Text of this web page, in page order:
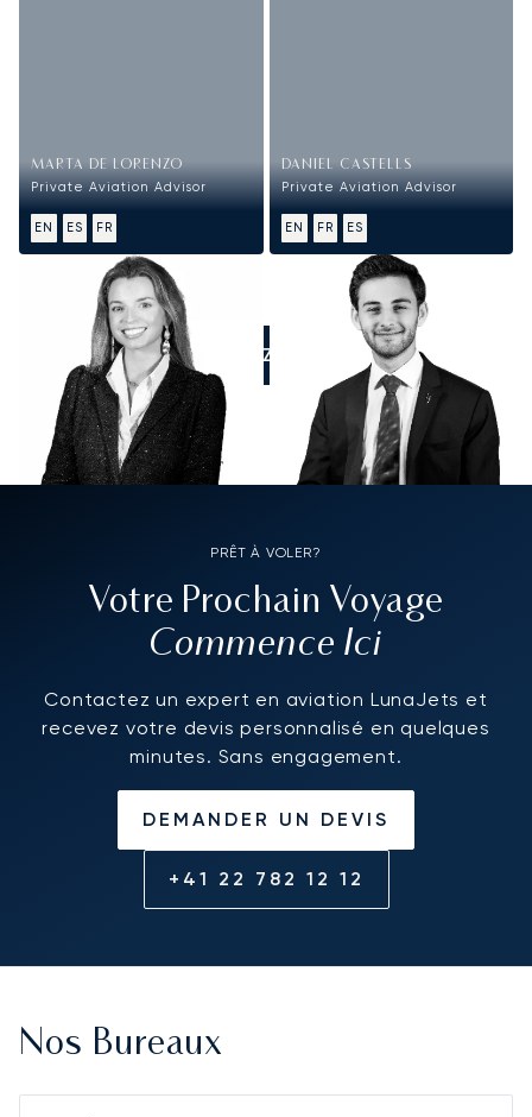
MARTA DE LORENZO
Private Aviation Advisor
EN ES FR
DANIEL CASTELLS
Private Aviation Advisor
EN FR ES
APPELEZ-NOUS
PRÊT À VOLER?
Votre Prochain Voyage
Commence Ici
Contactez un expert en aviation LunaJets et
recevez votre devis personnalisé en quelques
minutes. Sans engagement.
DEMANDER UN DEVIS
+41 22 782 12 12
Nos Bureaux